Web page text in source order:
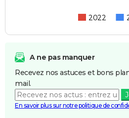
2022
A ne pas manquer
Recevez nos astuces et bons
mail.
En savoir plus sur notre politique de